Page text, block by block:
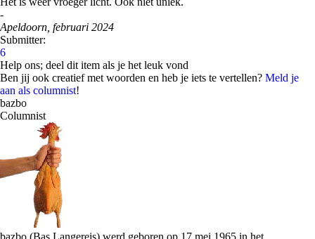
-
Apeldoorn, februari 2024
Submitter:
6
Help ons; deel dit item als je het leuk vond
Ben jij ook creatief met woorden en heb je iets te vertellen? Meld je
aan als columnist!
bazbo
Columnist
bazbo (Bas Langereis) werd geboren op 17 mei 1965 in het